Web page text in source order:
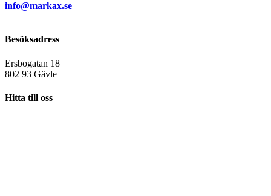
info@markax.se
Besöksadress
Ersbogatan 18
802 93 Gävle
Hitta till oss